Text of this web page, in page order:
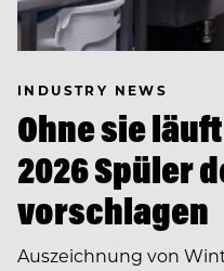
INDUSTRY NEWS
Ohne sie
2026 Spüler
vorschlagen
Auszeichnung von